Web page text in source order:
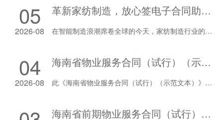
05
2026-08
革新家纺制造，放心签电子合同助你跑赢竞争！
在智能制造浪潮席卷全球的今天，家纺制造行业的竞争早已超越了单一的生产线比拼，延伸到了产业链协同与数字化管理的深层较量。当工厂里的自动化织机以秒级节拍精准作业，当订单数据在云端实时流转，传统的纸质合同签署却往往成为制约企业效率的“最后一块短板”。赢在智能时代，不仅需要硬核的生产技术，更需要能够重塑商业契约关系的数字化基建。
04
2026-08
海南省物业服务合同（试行）（示范文本）
此《海南省物业服务合同（试行）（示范文本）》由海南省住房和城乡建设厅、海南省市场监督管理局共同制定。本文仅供参考，合同文本具体内容请以海南省住房和城乡建设厅、海南省市场监督管理局官网公布的为准。
海南省前期物业服务合同（试行）（示范文本）